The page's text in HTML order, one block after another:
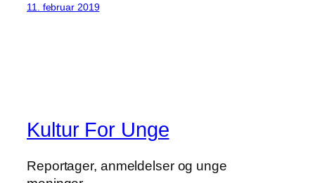
11. februar 2019
Kultur For Unge
Reportager, anmeldelser og unge